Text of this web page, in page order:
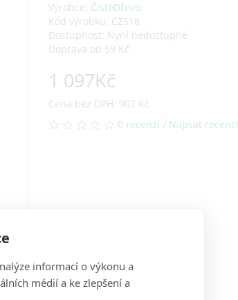
informací o výkonu a
médií a ke zlepšení a
Výrobce: ČistéDřevo
Kód výrobku: CZ518
Dostupnost: Nyní nedostupné
Doprava od 59 Kč
1 097Kč
Cena bez DPH: 907 Kč
0 recenzí / Napsat recenzi